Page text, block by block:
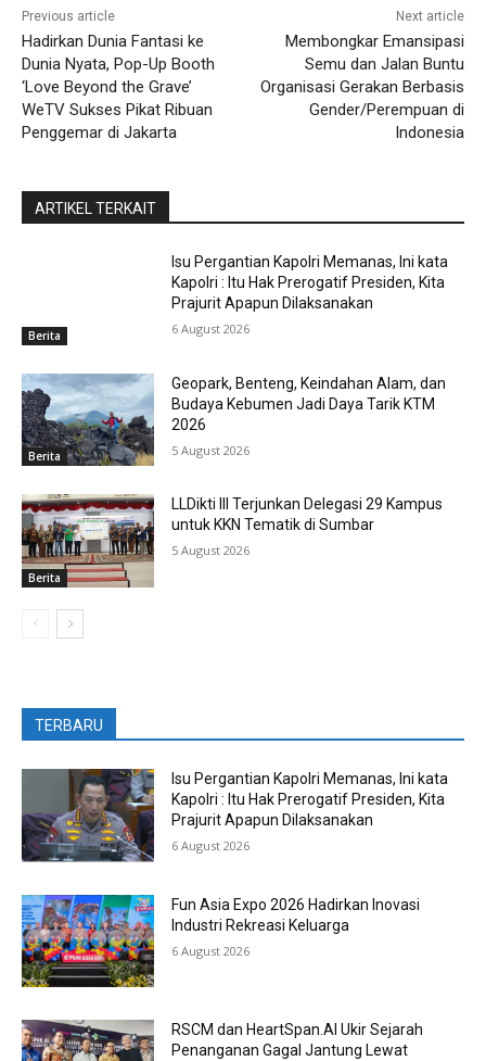
Previous article
Hadirkan Dunia Fantasi ke
Dunia Nyata, Pop-Up Booth
‘Love Beyond the Grave’
WeTV Sukses Pikat Ribuan
Penggemar di Jakarta
Next article
Membongkar Emansipasi
Semu dan Jalan Buntu
Organisasi Gerakan Berbasis
Gender/Perempuan di
Indonesia
ARTIKEL TERKAIT
Berita
Isu Pergantian Kapolri Memanas, Ini kata
Kapolri : Itu Hak Prerogatif Presiden, Kita
Prajurit Apapun Dilaksanakan
6 August 2026
Berita
Geopark, Benteng, Keindahan Alam, dan
Budaya Kebumen Jadi Daya Tarik KTM
2026
5 August 2026
Berita
LLDikti III Terjunkan Delegasi 29 Kampus
untuk KKN Tematik di Sumbar
5 August 2026
TERBARU
Isu Pergantian Kapolri Memanas, Ini kata
Kapolri : Itu Hak Prerogatif Presiden, Kita
Prajurit Apapun Dilaksanakan
6 August 2026
Fun Asia Expo 2026 Hadirkan Inovasi
Industri Rekreasi Keluarga
6 August 2026
RSCM dan HeartSpan.AI Ukir Sejarah
Penanganan Gagal Jantung Lewat